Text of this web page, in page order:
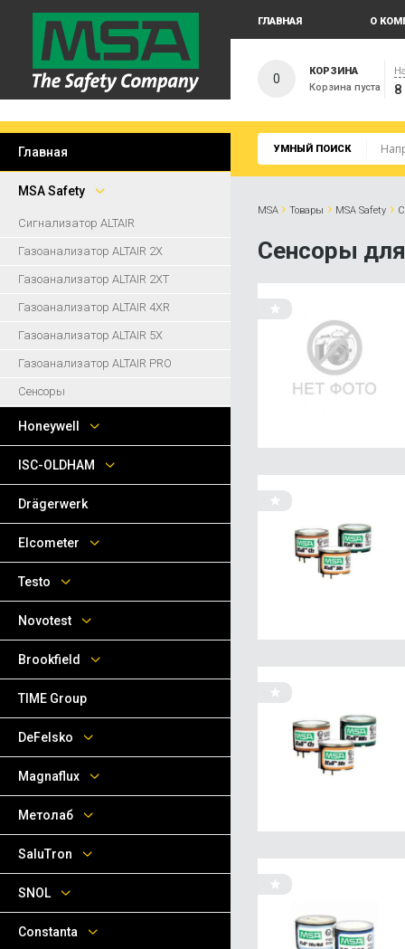
ГЛАВНАЯ О
0
КОРЗИНА
Корзина пуста
УМНЫЙ ПОИСК
MSA › Товары › MSA Safety ›
Сенсоры
Главная
MSA Safety
Сигнализатор ALTAIR
Газоанализатор ALTAIR 2X
Газоанализатор ALTAIR 2XT
Газоанализатор ALTAIR 4XR
Газоанализатор ALTAIR 5X
Газоанализатор ALTAIR PRO
Сенсоры
Honeywell
ISC-OLDHAM
Drägerwerk
Elcometer
Testo
Novotest
Brookfield
TIME Group
DeFelsko
Magnaflux
Метолаб
SaluTron
SNOL
Сonstanta